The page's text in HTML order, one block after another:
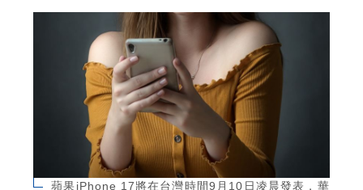
蘋果iPhone 17將在台灣時間9月10日凌晨發表，華